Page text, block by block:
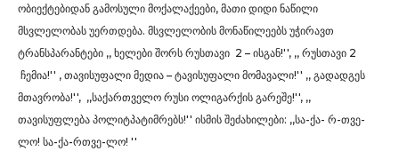
ობიექტებიდან გამოსული მოქალაქეები, მათი დიდი ნაწილი
მსვლელობას უერთდება. მსვლელობის მონაწილეებს უჭირავთ
ტრანსპარანტები ,, ხელები შორს რუსთავი 2 – ისგან!'', ,, რუსთავი 2
ჩემია!'' , თავისუფალი მედია – ტავისუფალი მომავალი!'' ,, გადადგეს
მთავრობა!'', ,,საქართველო რუსი ოლიგარქის გარეშე!'', ,,
თავისუფლება პოლიტპატიმრებს!'' ისმის შეძახილები: ,,სა-ქა- რ-თვე-
ლო! სა-ქა-რთვე-ლო! ''